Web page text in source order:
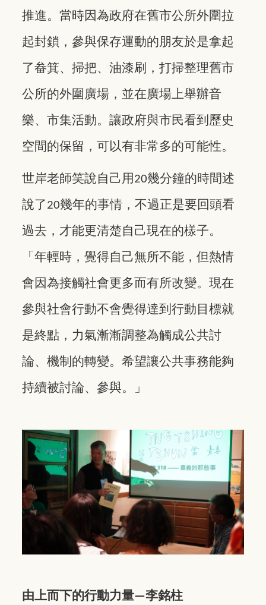
推進。當時因為政府在舊市公所外圍拉
起封鎖，參與保存運動的朋友於是拿起
了畚箕、掃把、油漆刷，打掃整理舊市
公所的外圍廣場，並在廣場上舉辦音
樂、市集活動。讓政府與市民看到歷史
空間的保留，可以有非常多的可能性。
世岸老師笑說自己用20幾分鐘的時間述
說了20幾年的事情，不過正是要回頭看
過去，才能更清楚自己現在的樣子。
「年輕時，覺得自己無所不能，但熱情
會因為接觸社會更多而有所改變。現在
參與社會行動不會覺得達到行動目標就
是終點，力氣漸漸調整為觸成公共討
論、機制的轉變。希望讓公共事務能夠
持續被討論、參與。」
由上而下的行動力量—李銘柱